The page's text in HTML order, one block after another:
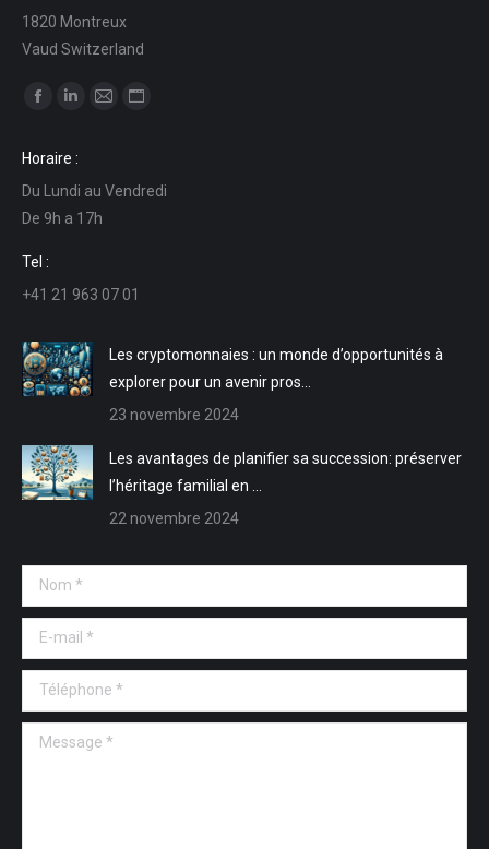
1820 Montreux
Vaud Switzerland
Trouvez nous sur :
Facebook
s'ouvre
dans
une
LinkedIn
s'ouvre
dans
mail Web
Horaire :
Du Lundi au Vendredi
De 9h a 17h
Tel :
+41 21 963 07 01
Les cryptomonnaies : un monde d’opportunités à
explorer pour un avenir pros…
23 novembre 2024
Les avantages de planifier sa succession: préserver
l’héritage familial en …
22 novembre 2024
Nom *
E-mail *
Téléphone *
Message *